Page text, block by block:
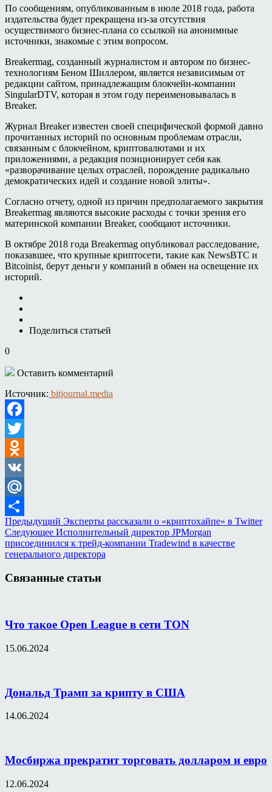
По сообщениям, опубликованным в июле 2018 года, работа
издательства будет прекращена из-за отсутствия
осуществимого бизнес-плана со ссылкой на анонимные
источники, знакомые с этим вопросом.
Breakermag, созданный журналистом и автором по бизнес-
технологиям Беном Шиллером, является независимым от
редакции сайтом, принадлежащим блокчейн-компании
SingularDTV, которая в этом году переименовывалась в
Breaker.
Журнал Breaker известен своей специфической формой давно
прочитанных историй по основным проблемам отрасли,
связанным с блокчейном, криптовалютами и их
приложениями, а редакция позиционирует себя как
«разворачивание целых отраслей, порождение радикально
демократических идей и создание новой элиты».
Согласно отчету, одной из причин предполагаемого закрытия
Breakermag являются высокие расходы с точки зрения его
материнской компании Breaker, сообщают источники.
В октябре 2018 года Breakermag опубликовал расследование,
показавшее, что крупные криптосети, такие как NewsBTC и
Bitcoinist, берут деньги у компаний в обмен на освещение их
историй.
Поделиться статьей
0
Оставить комментарий
Источник: bitjournal.media
Facebook
Twitter
Odnoklassniki
VK
Mail.Ru
Отправить
Предыдущий Эксперты рассказали о «криптохайпе» в Twitter
Следующее Исполнительный директор JPMorgan
присоединился к трейд-компании Tradewind в качестве
генерального директора
Связанные статьи
Что такое Open League в сети TON
15.06.2024
Дональд Трамп за крипту в США
14.06.2024
Мосбиржа прекратит торговать долларом и евро
12.06.2024